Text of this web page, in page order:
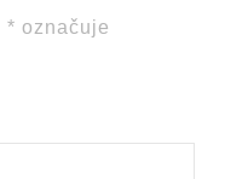
* označuje